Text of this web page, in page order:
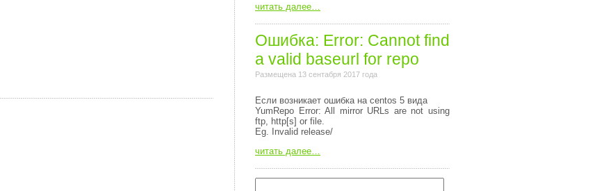
читать далее…
Ошибка: Error: Cannot find
a valid baseurl for repo
Размещена 13 сентабря 2017 года
Если возникает ошибка на centos 5 вида
YumRepo Error: All mirror URLs are not using
ftp, http[s] or file.
Eg. Invalid release/
читать далее…